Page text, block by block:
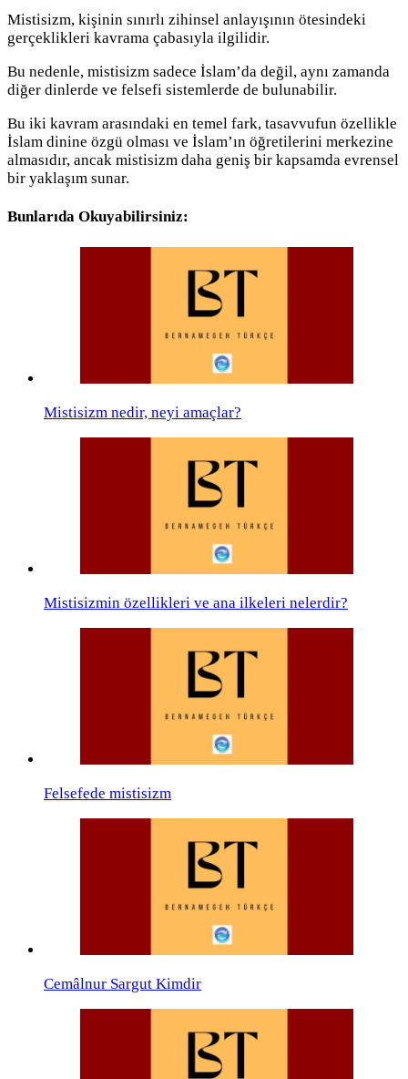
Mistisizm, kişinin sınırlı zihinsel anlayışının ötesindeki
gerçeklikleri kavrama çabasıyla ilgilidir.
Bu nedenle, mistisizm sadece İslam’da değil, aynı zamanda
diğer dinlerde ve felsefi sistemlerde de bulunabilir.
Bu iki kavram arasındaki en temel fark, tasavvufun özellikle
İslam dinine özgü olması ve İslam’ın öğretilerini merkezine
almasıdır, ancak mistisizm daha geniş bir kapsamda evrensel
bir yaklaşım sunar.
Bunlarıda Okuyabilirsiniz:
Mistisizm nedir, neyi amaçlar?
Mistisizmin özellikleri ve ana ilkeleri nelerdir?
Felsefede mistisizm
Cemâlnur Sargut Kimdir